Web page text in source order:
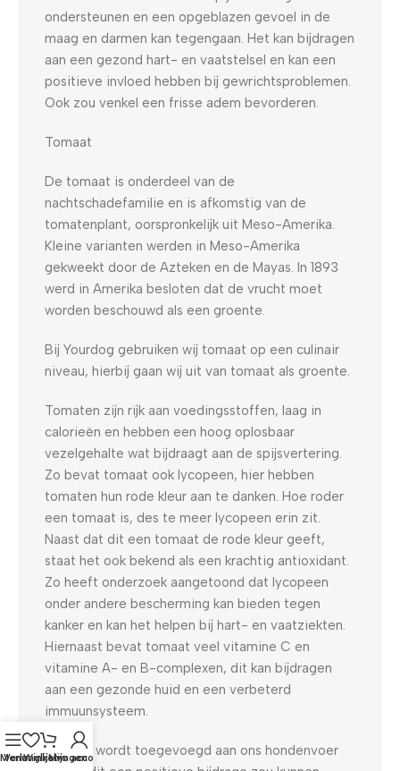
ondersteunen en een opgeblazen gevoel in de
maag en darmen kan tegengaan. Het kan bijdragen
aan een gezond hart- en vaatstelsel en kan een
positieve invloed hebben bij gewrichtsproblemen.
Ook zou venkel een frisse adem bevorderen.
Tomaat
De tomaat is onderdeel van de
nachtschadefamilie en is afkomstig van de
tomatenplant, oorspronkelijk uit Meso-Amerika.
Kleine varianten werden in Meso-Amerika
gekweekt door de Azteken en de Mayas. In 1893
werd in Amerika besloten dat de vrucht moet
worden beschouwd als een groente.
Bij Yourdog gebruiken wij tomaat op een culinair
niveau, hierbij gaan wij uit van tomaat als groente.
Tomaten zijn rijk aan voedingsstoffen, laag in
calorieën en hebben een hoog oplosbaar
vezelgehalte wat bijdraagt aan de spijsvertering.
Zo bevat tomaat ook lycopeen, hier hebben
tomaten hun rode kleur aan te danken. Hoe roder
een tomaat is, des te meer lycopeen erin zit.
Naast dat dit een tomaat de rode kleur geeft,
staat het ook bekend als een krachtig antioxidant.
Zo heeft onderzoek aangetoond dat lycopeen
onder andere bescherming kan bieden tegen
kanker en kan het helpen bij hart- en vaatziekten.
Hiernaast bevat tomaat veel vitamine C en
vitamine A- en B-complexen, dit kan bijdragen
aan een gezonde huid en een verbeterd
immuunsysteem.
Tomaat wordt toegevoegd aan ons hondenvoer
Menu
Verlanglijst
Winkelwagen
Mijn account